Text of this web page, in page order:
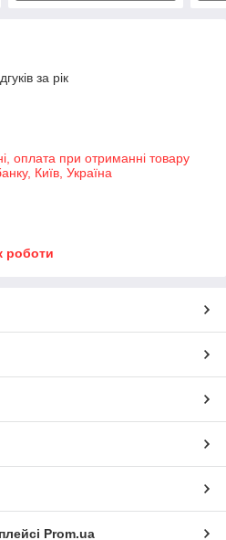
за рік
оплата при отриманні товару
Київ, Україна
роботи
Prom.ua